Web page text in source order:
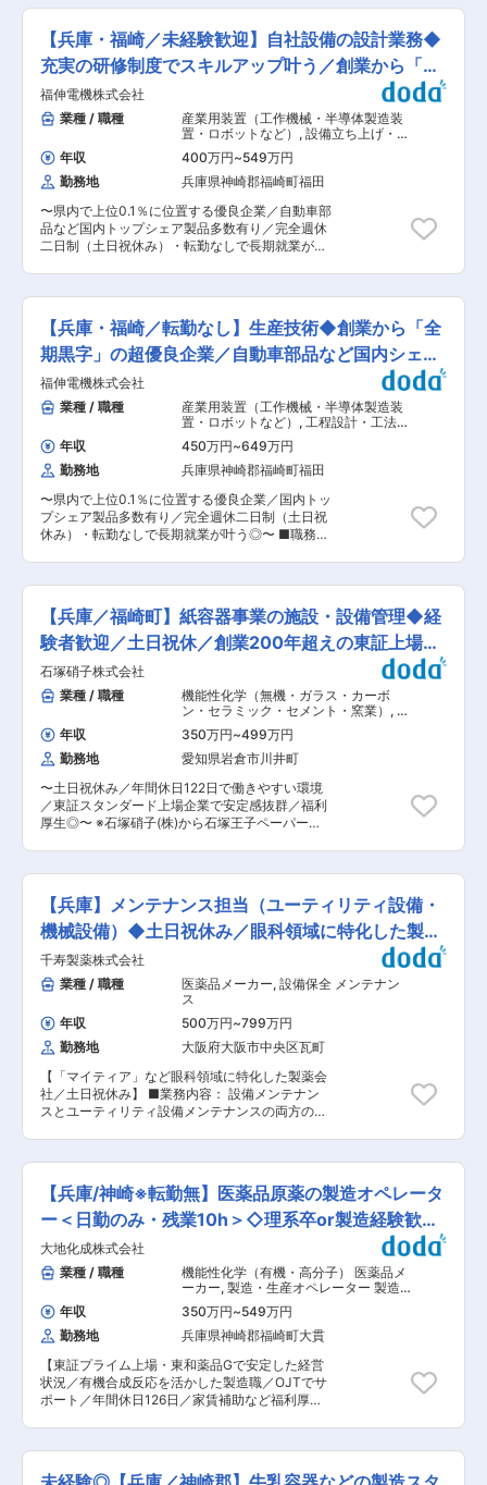
職率100％（実績） ■教育体制 入社後はOJTを通
じて年代の近い先輩が丁寧に指導します。 研修制
度や社内教育（GMP、安全、法令等）も充実して
います。 必要な資格取得にかかる費用は会社が全
額負担。 通信教育、eラーニング、語学学習支援
など自己研鑽の機会が豊富。 ■キャリアパス 入
社後、研究開発業務を担当いただきますが、適
正・希望に応じて品質管理、品質保証、製造など
への異動も可能です。半年ごとのキャリア面談を
通じて、個人の目標に沿ったキャリアプランを一
緒に構築します。 ■当社について： 東和薬品の
100％子会社として、原薬の研究・製造を通じて
ジェネリック医薬品の安定供給に貢献していま
理をおこなうことで、高品質な原薬を安定的に供
給しています。また、分析受託サービスでは、ニ
ット分析、異物同定などもおこなっています。 変
更の範囲：会社の定める業務
当社にて、ラインの立ち上げ・生産設備の改善な
どに携わっていただきます。 ＜具体的には＞ ・
新製品の工程設計…加工法、加工順序の設定、必
要設備の選定、人員配置の設定、生産時間の算出
など ・生産設備の自動化推進 ・生産設備の改善…
最適生産方式の設定、原価低減化の推進 ・生産設
備のメンテナンス作業 ※今までのご経験次第では
ありますが、未経験の方にはまずは設備のメンテ
ナンスなどからお任せいたします。徐々に業務に
慣れて頂き、ゆくゆくは工程改善や工程設計、設
備の構想設計など上流工程をお任せする予定です
■部署構成： 生産技術部には１２名が在籍してい
ます。２０代〜３０代が大半の活気ある組織とな
っています。研修制度なども充実しており、未経
験からもしっかりとスキルを身に付けられる環境
です！ ■同社の強み： ・さまざまなユーザーの
ています。製品の企画、パーツから機能部品、そ
して完成品へと創りあげる技術力とノウハウは、
OEM生産をはじめ、自社製品の開発にもいかんな
く発揮しています。市場で評価されたオリジナル
製品の数々もまた、同社の総合力の証です。 ・顧
客の「もっとこうなれば」を実現するために、現
状の製品や製造工程を解析し、課題を発見、そし
てその課題を解決しています。そうした同社のVA
／VE活動は、これまで多くの顧客の現場や製品に
おいて成果をあげています。品質の向上はもちろ
ん、生産の効率化やコストダウン、あるいは新製
品の開発まで。同社の提案、開発力から、新たな
価値が生み出されています。 ・顧客の設計に基づ
可能です。また、必要に応じて要素技術の開発も
行い、試作品の製作から評価まで、トータルに実
で一貫して行う事が出来るため、品質の向上や、
VE活動にも大きな成果が期待できます。 変更の
範囲：会社の定める業務
【兵庫・福崎／未経験歓迎】自社設備の設計業務◆
充実の研修制度でスキルアップ叶う／創業から「全
期黒字」
福伸電機株式会社
業種 / 職種
産業用装置（工作機械・半導体製造装
置・ロボットなど） , 設備立ち上げ・設
計（電気・制御設計） 設備立ち上げ・
設計（機械設計）
年収 400万円~549万円
勤務地
兵庫県神崎郡福崎町福田
〜県内で上位0.1％に位置する優良企業／自動車部
品など国内トップシェア製品多数有り／完全週休
二日制（土日祝休み）・転勤なしで長期就業が叶
の流れ＞ 入社後は生産技術部 専用機製作課に配
属されます。生産技術部には他に生産技術課があ
り、また、各製造事業部の製造技術課、それぞれ
の課からラインの自動化の相談が専用機製作課に
され、その要望にあった機器を設計する流れにな
ります。 ※社外向けの機器を担当することもあり
ます。 具体的には既製品のロボットやセンサーを
使ってニーズに合うものを作る形になります。 部
署内には機械設計・電気制御設計でそれぞれ分か
れていますので、今までのご経験や希望・適性に
応じて業務をお任せ致します。 ■部署構成：生産
技術部には１２名が在籍しています。経験・スキ
ル豊富なベテラン社員も多く在籍しており、様々
なスキルやノウハウを引き継げる環境です！ ■働
き方 ・自社設備の設計業務のため、出張は基本的
にございません。 ■同社の強み： ・さまざまな
価を獲得しています。製品の企画、パーツから機
能部品、そして完成品へと創りあげる技術力とノ
ウハウは、OEM生産をはじめ、自社製品の開発に
もいかんなく発揮しています。市場で評価された
オリジナル製品の数々もまた、同社の総合力の証
です。 ・顧客の「もっとこうなれば」を実現する
ために、現状の製品や製造工程を解析し、課題を
発見、そしてその課題を解決しています。そうし
た同社のVA／VE活動は、これまで多くの顧客の
現場や製品において成果をあげています。品質の
向上はもちろん、生産の効率化やコストダウン、
あるいは新製品の開発まで。同社の提案、開発力
から、新たな価値が生み出されています。 ・顧客
からの参画も可能です。また、必要に応じて要素
技術の開発も行い、試作品の製作から評価まで、
発から生産まで一貫して行う事が出来るため、品
質の向上や、VE活動にも大きな成果が期待できま
す。 変更の範囲：会社の定める業務
【兵庫・福崎／転勤なし】生産技術◆創業から「全
期黒字」の超優良企業／自動車部品など国内シェア
トップ◆
福伸電機株式会社
業種 / 職種
産業用装置（工作機械・半導体製造装
置・ロボットなど） , 工程設計・工法開
発・工程改善・IE（機械・金属加工）
工程設計・工法開発・工程改善・
IE（樹脂成形）
年収 450万円~649万円
勤務地
兵庫県神崎郡福崎町福田
〜県内で上位0.1％に位置する優良企業／国内トッ
プシェア製品多数有り／完全週休二日制（土日祝
休み）・転勤なしで長期就業が叶う◎〜 ■職務内
ンの立ち上げ・生産設備の改善などに携わってい
ただきます。 ＜具体的には＞ ・新製品の工程設
計…加工法、加工順序の設定、必要設備の選定、
人員配置の設定、生産時間の算出など ・生産設備
の自動化推進 ・生産設備の改善…最適生産方式の
設定、原価低減化の推進 ・生産設備のメンテナン
ス作業 ■部署構成：生産技術部には１２名が在籍
しています。２０代〜３０代が大半の活気ある組
織となっています。 ■同社の強み： ・さまざま
なユーザーのニーズに応え続けている同社の総合
力は、幅広い産業界で認められ、各方面から高い
評価を獲得しています。製品の企画、パーツから
機能部品、そして完成品へと創りあげる技術力と
ノウハウは、OEM生産をはじめ、自社製品の開発
にもいかんなく発揮しています。市場で評価され
たオリジナル製品の数々もまた、同社の総合力の
を発見、そしてその課題を解決しています。そう
した同社のVA／VE活動は、これまで多くの顧客
の現場や製品において成果をあげています。品質
の向上はもちろん、生産の効率化やコストダウ
ン、あるいは新製品の開発まで。同社の提案、開
発力から、新たな価値が生み出されています。 ・
顧客の設計に基づく受託生産をはじめ、開発設計
段階からの参画も可能です。また、必要に応じて
要素技術の開発も行い、試作品の製作から評価ま
で、トータルに実施できる体制を完備していま
す。開発から生産まで一貫して行う事が出来るた
め、品質の向上や、VE活動にも大きな成果が期待
できます。創業以来の進化を重ねながら、各産業
歩みを続けています。 変更の範囲：会社の定める
業務
【兵庫／福崎町】紙容器事業の施設・設備管理◆経
験者歓迎／土日祝休／創業200年超えの東証上場企
業
石塚硝子株式会社
業種 / 職種
機能性化学（無機・ガラス・カーボ
ン・セラミック・セメント・窯業） , 設
備保全
年収 350万円~499万円
勤務地
愛知県岩倉市川井町
〜土日祝休み／年間休日122日で働きやすい環境
／東証スタンダード上場企業で安定感抜群／福利
厚生◎〜 ※石塚硝子(株)から石塚王子ペーパーパ
【事業内容】 紙容器の製造・販売及び紙容器に係
る充填機械の販売・メンテナンス 【勤務地】 石
塚王子ペーパーパッケージング（株）：兵庫県神
崎郡福崎町西治498 ■仕事内容： 構内施設設備維
持管理また受電設備維持管理を通し、工場の安定
稼働を導く業務です。 電気（特に強電）の知識が
ある方、興味のある方や、業務を通し、電気以外
にも施設建物・設備・環境法規制などの知識を深
め従事できる方を求めています。 入社後、先輩が
丁寧に指導しますので安心してご応募下さい。 ま
た必要とする資格取得に向け、養成を行う環境も
整っています。 積極的に学べる方は歓迎いたしま
す。 ■配属先情報： 4名（課長1名、他3名） ■
福利厚生について： ・福利厚生についてヒトを大
切にする社風であり、各種制度が充実していま
す。ワークライフバランスもしっかりと確保いた
リフォームでは国内トップシェアを誇ります。紙
容器で は国内の乳業メーカーの9割と取引を行っ
ており、乳製品の流通において欠かすことのでき
ない存在です。 ■研修制度： 当社では、人財開
発部門の主導のもと、人財育成に努めています。
新入社員から管理職層まで、階層別に求められる
能力を育て上げる階層別研修や、営業・技術など
の職種別に専門スキルの醸成を図る研修を行って
います。 中堅社員を対象にした研修では、グルー
プ各社から人財を集め、リーダーシップやロジカ
ル思考の向上を目的とした研修を行うことで、グ
ループ各社間の交流や意見交換を図るとともに次
世代のリーダーとなるべき人財の育成を行ってい
各種研修制度も整えています。
【兵庫】メンテナンス担当（ユーティリティ設備・
機械設備）◆土日祝休み／眼科領域に特化した製薬
会社
千寿製薬株式会社
業種 / 職種
医薬品メーカー, 設備保全 メンテナン
ス
年収
500万円~799万円
勤務地
大阪府大阪市中央区瓦町
【「マイティア」など眼科領域に特化した製薬会
社／土日祝休み】 ■業務内容： 設備メンテナン
スとユーティリティ設備メンテナンスの両方の業
当いただきます。 ※適性や志向を基にメインで担
当していただく業務内容を決定いたします。 ■具
体的な業務内容： ・製造設備の安定稼働に向けた
中長期プランの策定（新規導入及び更新計画） ・
製造設備の可動率、品質、コスト、安全の改善活
動 ・製造設備トラブルに対する迅速な復旧作業と
原因調査 ・製造設備トラブル削減と再発防止の取
り組み ・計測機器の校正、製造設備の再クオリフ
ィケーション等 ・GMPに関する業務（変更管
理、バリデーション、逸脱管理、是正措置及び予
防措置、自己点検、教育訓練） ■当ポジションの
特徴： ユーティリティ設備(水・ガス・空気)や機
械設備(医薬品製造のための充填機・カートナー機
など)の両方の保全業務に携わることができます。
50年続いている工場であり、古い設備から最新の
設備まで幅広く携わることができます。 製品に直
いて： 製造管理グループは、男性11名と女性2名
【兵庫/神崎※転勤無】医薬品原薬の製造オペレータ
ー＜日勤のみ・残業10h＞◇理系卒or製造経験歓
迎！
大地化成株式会社
業種 / 職種
機能性化学（有機・高分子） 医薬品メ
ーカー, 製造・生産オペレーター 製造
オペレーター
年収 350万円~549万円
勤務地
兵庫県神崎郡福崎町大貫
【東証プライム上場・東和薬品Gで安定した経営
状況／有機合成反応を活かした製造職／OJTでサ
ポート／年間休日126日／家賃補助など福利厚生
します。まずは製造を担当し、慣れれば手順書改
定や機器の点検なども発生します。 ＜メイン業務